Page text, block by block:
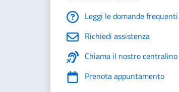
Leggi le domande frequenti
Richiedi assistenza
Chiama il nostro centralino
Prenota appuntamento